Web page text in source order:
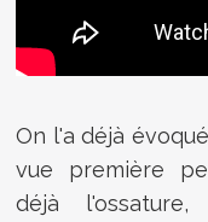
On l'a déjà
vue première
déjà